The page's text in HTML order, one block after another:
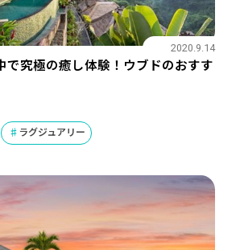
で究極の癒し体験！ウブドのおすす
2020.9.14
ラグジュアリー